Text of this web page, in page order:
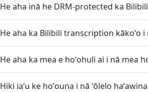
He aha inā he DRM-protected ka Bilibili
He aha ka Bilibili transcription kākoʻo
He aha ka mea e hoʻohuli ai i nā mea
Hiki iaʻu ke hoʻouna i nā ʻōlelo